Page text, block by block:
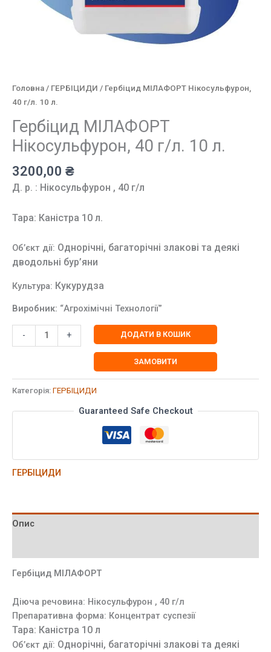
Головна / ГЕРБІЦИДИ / Гербіцид МІЛАФОРТ Нікосульфурон,
40 г/л. 10 л.
Гербіцид МІЛАФОРТ
Нікосульфурон, 40 г/л. 10 л.
3200,00 ₴
Д. р. : Нікосульфурон , 40 г/л
Тара: Каністра 10 л.
Об’єкт дії: Однорічні, багаторічні злакові та деякі
дводольні бур’яни
Культура: Кукурудза
Виробник: “Агрохімічні Технології”
-
Гербіцид
МІЛАФОРТ
г/
10
+ ДОДАТИ В КОШИК
ЗАМОВИТИ
Категорія: ГЕРБІЦИДИ
Guaranteed Safe Checkout
ГЕРБІЦИДИ
Опис
Гербіцид МІЛАФОРТ
Діюча речовина: Нікосульфурон , 40 г/л
Препаративна форма: Концентрат суспезії
Тара: Каністра 10 л
Об’єкт дії: Однорічні, багаторічні злакові та деякі